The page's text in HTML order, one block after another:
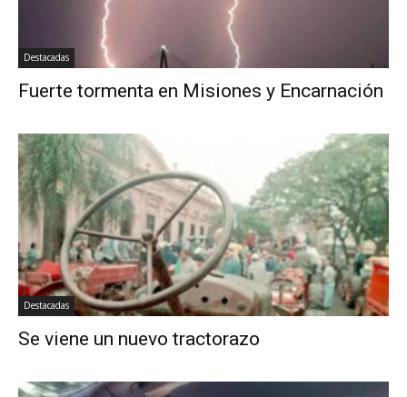
Destacadas
Fuerte tormenta en Misiones y Encarnación
Destacadas
Se viene un nuevo tractorazo